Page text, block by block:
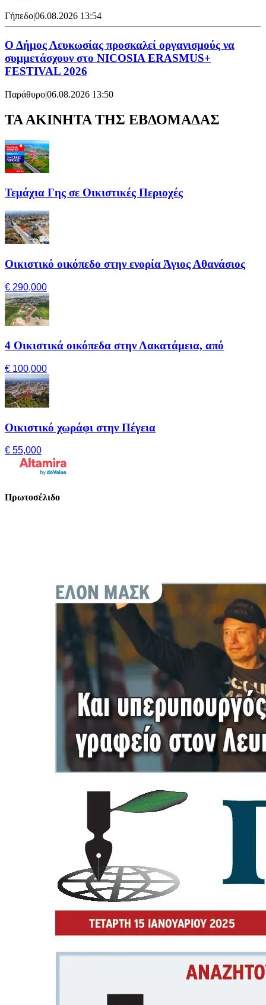
Γήπεδο06.08.2026 13:54
Ο Δήμος Λευκωσίας προσκαλεί οργανισμούς να
συμμετάσχουν στο NICOSIA ERASMUS+
FESTIVAL 2026
Παράθυρο|06.08.2026 13:50
ΤΑ ΑΚΙΝΗΤΑ ΤΗΣ ΕΒΔΟΜΑΔΑΣ
Τεμάχια Γης σε Οικιστικές Περιοχές
Οικιστικό οικόπεδο στην ενορία Άγιος Αθανάσιος
€ 290,000
4 Οικιστικά οικόπεδα στην Λακατάμεια, από
€ 100,000
Οικιστικό χωράφι στην Πέγεια
€ 55,000
Πρωτοσέλιδο